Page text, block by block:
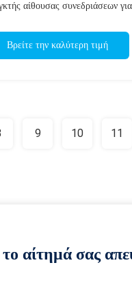
αίθουσας συνεδριάσεων για
Βρείτε την καλύτερη τιμή
9 10 11
το αίτημά σας